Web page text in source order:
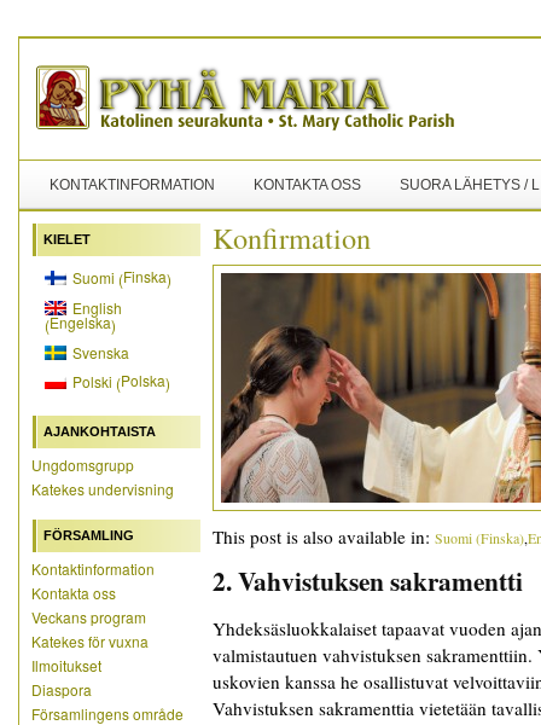
KONTAKTINFORMATION KONTAKTA OSS SUORA LÄHETYS /
KIELET
Suomi (Finska)
English
(Engelska)
Svenska
Polski (Polska)
AJANKOHTAISTA
Ungdomsgrupp
Katekes undervisning
FÖRSAMLING
Kontaktinformation
Kontakta oss
Veckans program
Katekes för vuxna
Ilmoitukset
Diaspora
Församlingens område
Konfirmation
This post is also available in: Suomi(Finska)
2. Vahvistuksen sakramentti
Yhdeksäsluokkalaiset tapaavat vuoden
valmistautuen vahvistuksen
uskovien kanssa he osallistuvat
Vahvistuksen sakramenttia vietetään